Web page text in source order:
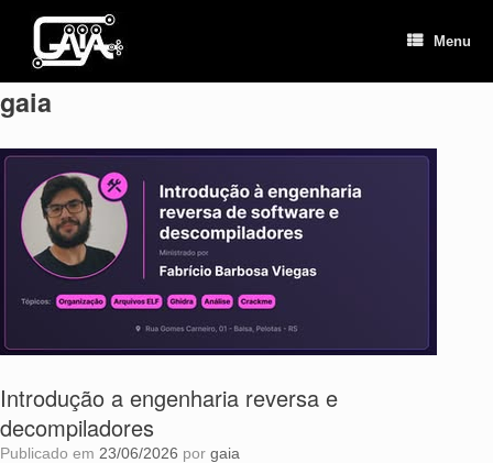
content
Menu
gaia
Introdução a engenharia reversa e
decompiladores
Publicado em 23/06/2026 por gaia